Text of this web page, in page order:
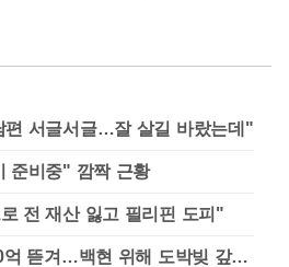
편 서글서글…잘 살길 바랐는데"
준비중" 깜짝 근황
전 재산 잃고 필리핀 도피"
차가원 "MC몽에 400억 뜯겨…백현 위해 도박빚 갚아줘"